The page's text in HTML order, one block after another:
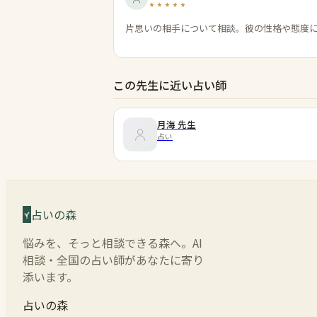
片思いの相手について相談。彼の性格や態度
この先生に近い占い師
月海 先生
占い
占いの森
悩みを、そっと相談できる森へ。AI
相談・全国の占い師があなたに寄り
添います。
占いの森